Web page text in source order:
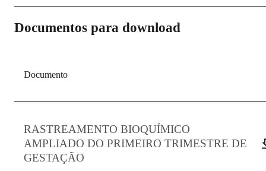
Documentos para download
Documento
RASTREAMENTO BIOQUÍMICO
AMPLIADO DO PRIMEIRO TRIMESTRE DE
GESTAÇÃO